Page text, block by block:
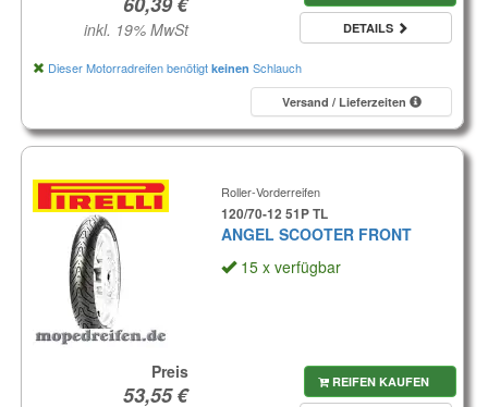
inkl. 19% MwSt DETAILS
Dieser Motorradreifen benötigt keinen Schlauch
Versand / Lieferzeiten
Roller-Vorderreifen
120/70-12 51P TL
ANGEL SCOOTER FRONT
15 x verfügbar
Preis REIFEN KAUFEN